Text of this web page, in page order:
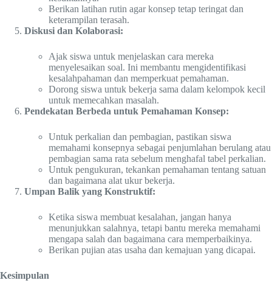
Berikan latihan rutin agar konsep tetap teringat dan
keterampilan terasah.
Diskusi dan Kolaborasi:
Ajak siswa untuk menjelaskan cara mereka
menyelesaikan soal. Ini membantu mengidentifikasi
kesalahpahaman dan memperkuat pemahaman.
Dorong siswa untuk bekerja sama dalam kelompok kecil
untuk memecahkan masalah.
Pendekatan Berbeda untuk Pemahaman Konsep:
Untuk perkalian dan pembagian, pastikan siswa
memahami konsepnya sebagai penjumlahan berulang atau
pembagian sama rata sebelum menghafal tabel perkalian.
Untuk pengukuran, tekankan pemahaman tentang satuan
dan bagaimana alat ukur bekerja.
Umpan Balik yang Konstruktif:
Ketika siswa membuat kesalahan, jangan hanya
menunjukkan salahnya, tetapi bantu mereka memahami
mengapa salah dan bagaimana cara memperbaikinya.
Berikan pujian atas usaha dan kemajuan yang dicapai.
Kesimpulan